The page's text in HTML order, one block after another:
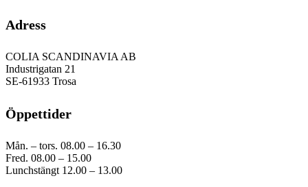
Adress
COLIA SCANDINAVIA AB
Industrigatan 21
SE-61933 Trosa
Öppettider
Mån. – tors. 08.00 – 16.30
Fred. 08.00 – 15.00
Lunchstängt 12.00 – 13.00